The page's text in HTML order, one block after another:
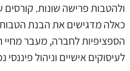
ולהטבות פרישה שונות. קורסים
כאלה מדגישים את הבנת
הספציפיות לחברה, מעבר מחיי
לעיסוקים אישיים וניהול פיננסי